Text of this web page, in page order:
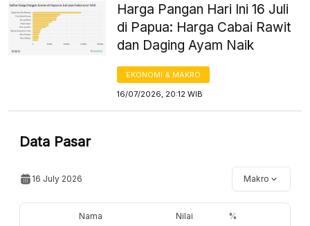
Harga Pangan Hari Ini 16 Juli
di Papua: Harga Cabai Rawit
dan Daging Ayam Naik
EKONOMI & MAKRO
16/07/2026, 20:12 WIB
Data Pasar
16 July 2026 Makro
Nama Nilai %